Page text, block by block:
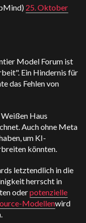
25. Oktober
Model Forum ist
Ein Hindernis für
das Fehlen von
Haus
Auch ohne Meta
um KI-
könnten.
letztendlich in die
herrscht in
oderpotenzielle
Modellenwird